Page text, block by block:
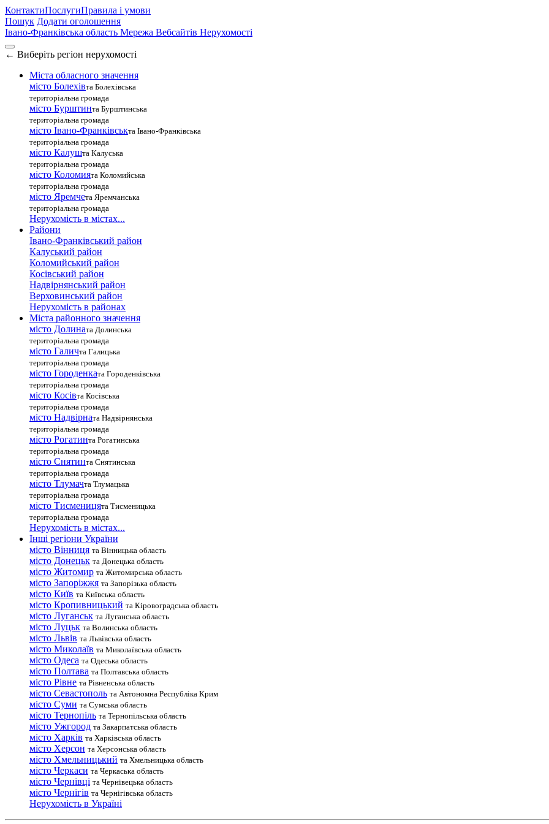
КонтактиПослугиПравила і умови
Пошук Додати оголошення
Івано-Франківська область Мережа Вебсайтів Нерухомості
← Виберіть регіон нерухомості
Міста обласного значення
місто Болехівта Болехівська
територіальна громада
місто Бурштинта Бурштинська
територіальна громада
місто Івано-Франківськта Івано-Франківська
територіальна громада
місто Калушта Калуська
територіальна громада
місто Коломията Коломийська
територіальна громада
місто Яремчета Яремчанська
територіальна громада
Нерухомість в містах...
Райони
Івано-Франківський район
Калуський район
Коломийський район
Косівський район
Надвірнянський район
Верховинський район
Нерухомість в районах
Міста районного значення
місто Долината Долинська
територіальна громада
місто Галичта Галицька
територіальна громада
місто Городенката Городенківська
територіальна громада
місто Косівта Косівська
територіальна громада
місто Надвірната Надвірнянська
територіальна громада
місто Рогатинта Рогатинська
територіальна громада
місто Снятинта Снятинська
територіальна громада
місто Тлумачта Тлумацька
територіальна громада
місто Тисменицята Тисменицька
територіальна громада
Нерухомість в містах...
Інші регіони України
місто Вінниця та Вінницька область
місто Донецьк та Донецька область
місто Житомир та Житомирська область
місто Запоріжжя та Запорізька область
місто Київ та Київська область
місто Кропивницький та Кіровоградська область
місто Луганськ та Луганська область
місто Луцьк та Волинська область
місто Львів та Львівська область
місто Миколаїв та Миколаївська область
місто Одеса та Одеська область
місто Полтава та Полтавська область
місто Рівне та Рівненська область
місто Севастополь та Автономна Республіка Крим
місто Суми та Сумська область
місто Тернопіль та Тернопільська область
місто Ужгород та Закарпатська область
місто Харків та Харківська область
місто Херсон та Херсонська область
місто Хмельницький та Хмельницька область
місто Черкаси та Черкаська область
місто Чернівці та Чернівецька область
місто Чернігів та Чернігівська область
Нерухомість в Україні